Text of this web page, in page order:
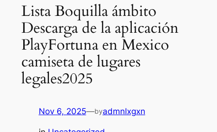
Lista Boquilla ámbito
Descarga de la aplicación
PlayFortuna en Mexico
camiseta de lugares
legales2025
Nov 6, 2025—byadmnlxgxn